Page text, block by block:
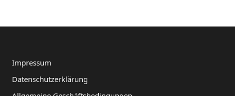
Impressum
Datenschutzerklärung